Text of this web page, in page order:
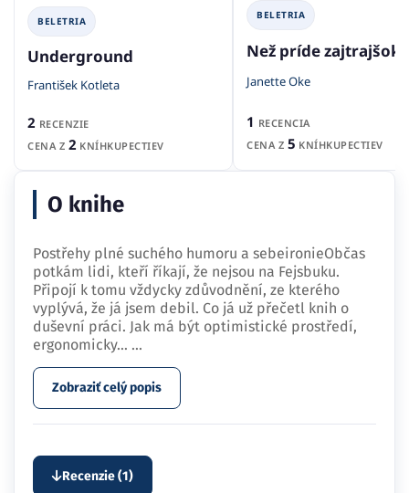
BELETRIA
Underground
František Kotleta
2 RECENZIE
CENA Z 2 KNÍHKUPECTIEV
BELETRIA
Než príde zajtrajšok
Janette Oke
1 RECENCIA
CENA Z 5 KNÍHKUPECTIEV
O knihe
Postřehy plné suchého humoru a sebeironieObčas
potkám lidi, kteří říkají, že nejsou na Fejsbuku.
Připojí k tomu vždycky zdůvodnění, ze kterého
vyplývá, že já jsem debil. Co já už přečetl knih o
duševní práci. Jak má být optimistické prostředí,
ergonomicky… ...
Zobraziť celý popis
Recenzie (1)